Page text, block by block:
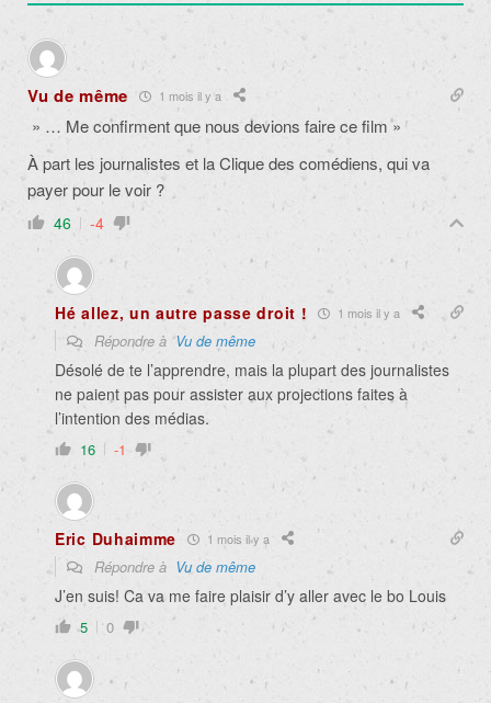
Vu de même 1 mois il y a
» … Me confirment que nous devions faire ce film »
À part les journalistes et la Clique des comédiens, qui va
payer pour le voir ?
46 -4
Hé allez, un autre passe droit ! 1 mois il y a
Répondre àVu de même
Désolé de te l’apprendre, mais la plupart des journalistes
ne paient pas pour assister aux projections faites à
l’intention des médias.
16 -1
Eric Duhaimme 1 mois il y a
Répondre à Vu de même
J’en suis! Ca va me faire plaisir d’y aller avec le bo Louis
5 0